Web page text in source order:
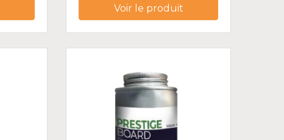
Voir le produit